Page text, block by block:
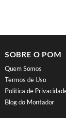
SOBRE O POM
Quem Somos
Termos de Uso
Política de
Blog do Montador